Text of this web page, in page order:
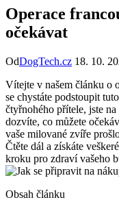
Operace
očekávat
OdDogTech.cz 18. 10.
Vítejte v našem článku o
se chystáte podstoupit
čtyřnohého přítele, jste
dozvíte, co můžete
vaše milované zvíře
Čtěte dál a získáte
kroku pro zdraví vašeho
Obsah článku